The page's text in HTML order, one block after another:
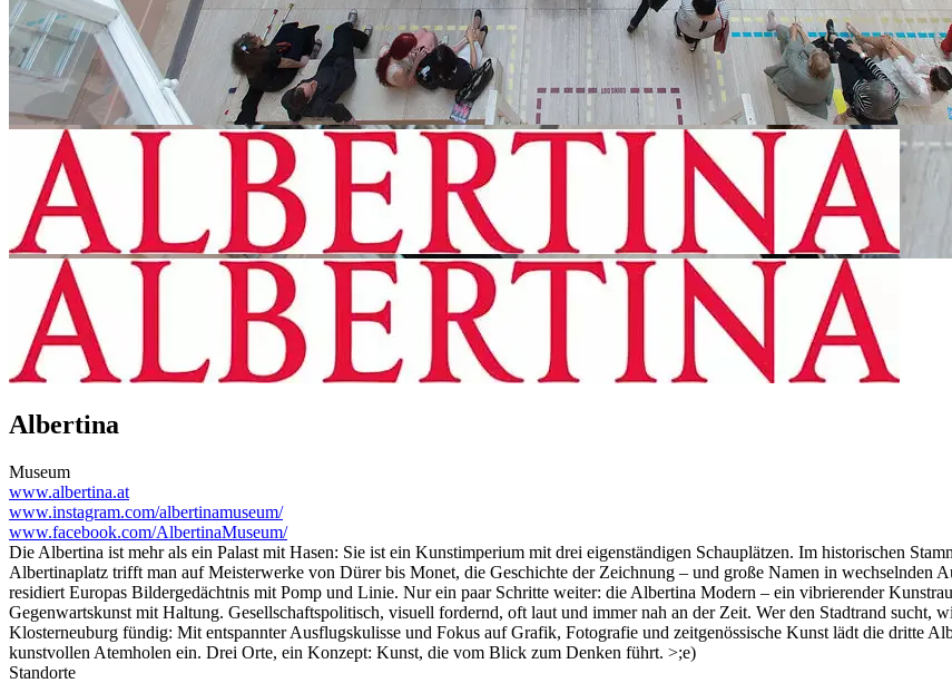
Albertina
Museum
www.albertina.at
www.instagram.com/albertinamuseum/
www.facebook.com/AlbertinaMuseum/
Die Albertina ist mehr als ein Palast mit Hasen: Sie ist ein Kunstimperium mit drei eigenständigen Schauplätzen. Im historischen
Albertinaplatz trifft man auf Meisterwerke von Dürer bis Monet, die Geschichte der Zeichnung – und große Namen in wechselnden
residiert Europas Bildergedächtnis mit Pomp und Linie. Nur ein paar Schritte weiter: die Albertina Modern – ein vibrierender
Gegenwartskunst mit Haltung. Gesellschaftspolitisch, visuell fordernd, oft laut und immer nah an der Zeit. Wer den Stadtrand sucht,
Klosterneuburg fündig: Mit entspannter Ausflugskulisse und Fokus auf Grafik, Fotografie und zeitgenössische Kunst lädt die dritte
kunstvollen Atemholen ein. Drei Orte, ein Konzept: Kunst, die vom Blick zum Denken führt. >;e)
Standorte